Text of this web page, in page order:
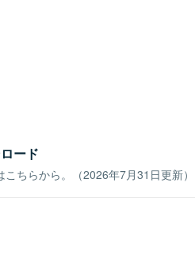
ード
ちらから。（2026年7月31日更新）